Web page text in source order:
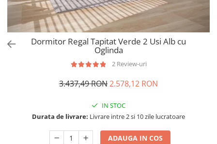
Dormitor Regal Tapitat Verde 2 Usi Alb cu
Oglinda
2 Review-uri
3.437,49 RON2.578,12 RON
IN STOC
Durata de livrare: Livrare intre 2 si 10 zile lucratoare
ADAUGA IN COS